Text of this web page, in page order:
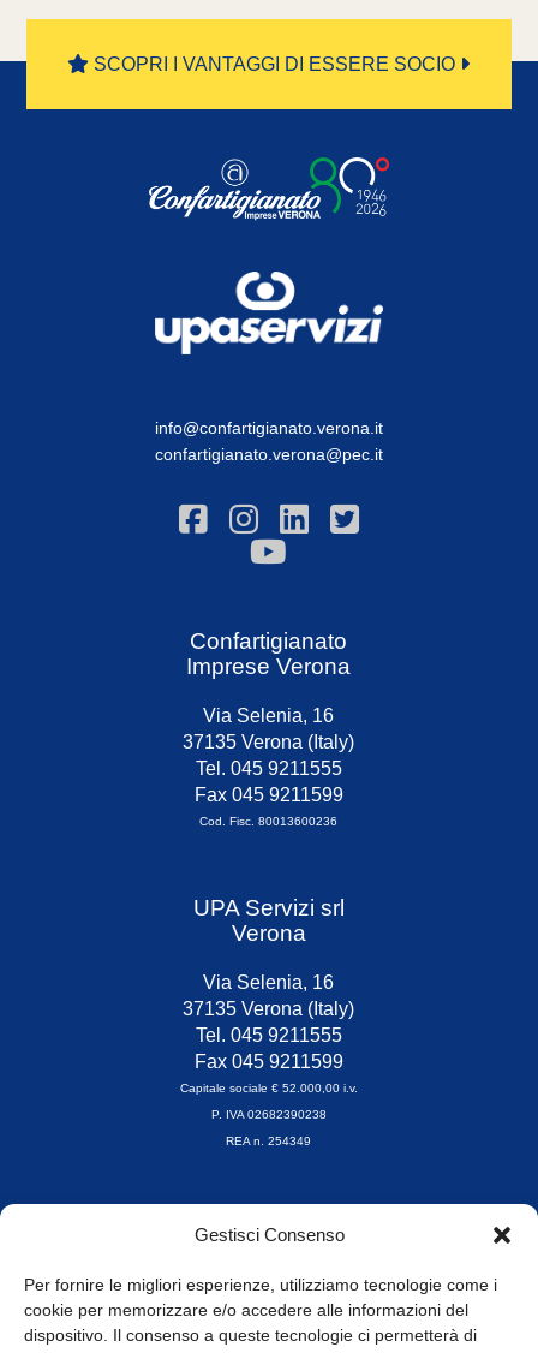
Gestisci Consenso
Per fornire le migliori esperienze, utilizziamo tecnologie come i
cookie per memorizzare e/o accedere alle informazioni del
dispositivo. Il consenso a queste tecnologie ci permetterà di
SCOPRI I VANTAGGI DI ESSERE SOCIO
info@confartigianato.verona.it
confartigianato.verona@pec.it
Confartigianato
Imprese Verona
Via Selenia, 16
37135 Verona (Italy)
Tel. 045 9211555
Fax 045 9211599
Cod. Fisc. 80013600236
UPA Servizi srl
Verona
Via Selenia, 16
37135 Verona (Italy)
Tel. 045 9211555
Fax 045 9211599
Capitale sociale € 52.000,00 i.v.
P. IVA 02682390238
REA n. 254349
Orari di apertura
8.30-13.00 / 14.00-17.30
Whistleblowing